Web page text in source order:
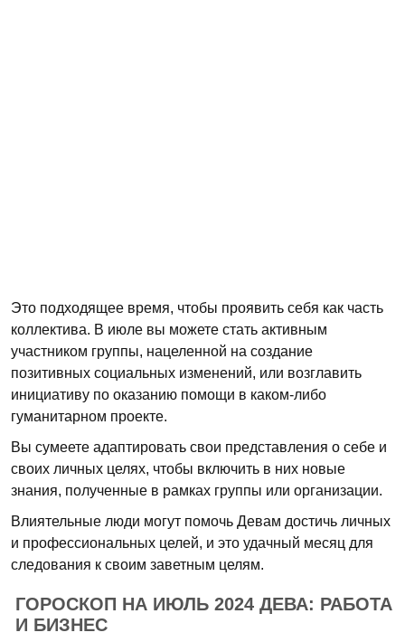
Это подходящее время, чтобы проявить себя как часть
коллектива. В июле вы можете стать активным
участником группы, нацеленной на создание
позитивных социальных изменений, или возглавить
инициативу по оказанию помощи в каком-либо
гуманитарном проекте.
Вы сумеете адаптировать свои представления о себе и
своих личных целях, чтобы включить в них новые
знания, полученные в рамках группы или организации.
Влиятельные люди могут помочь Девам достичь личных
и профессиональных целей, и это удачный месяц для
следования к своим заветным целям.
ГОРОСКОП НА ИЮЛЬ 2024 ДЕВА: РАБОТА
И БИЗНЕС